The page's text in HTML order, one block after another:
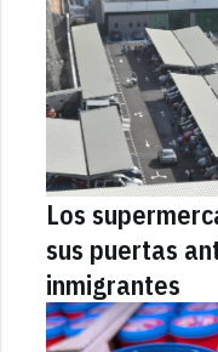
Los
sus puertas
inmigrantes